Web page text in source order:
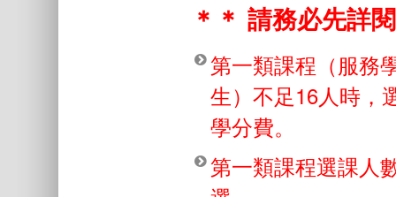
＊＊ 請務必先詳閱
第一類課程（服務
生）不足16人時，
學分費。
第一類課程選課人